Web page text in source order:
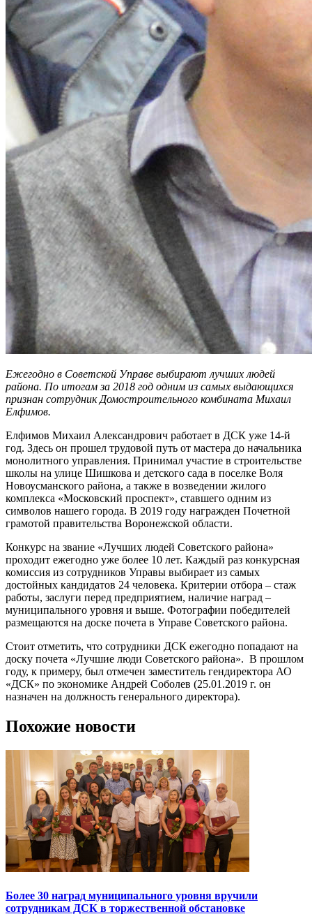
Ежегодно в Советской Управе выбирают лучших людей
района. По итогам за 2018 год одним из самых выдающихся
признан сотрудник Домостроительного комбината Михаил
Елфимов.
Елфимов Михаил Александрович работает в ДСК уже 14-й
год. Здесь он прошел трудовой путь от мастера до начальника
монолитного управления. Принимал участие в строительстве
школы на улице Шишкова и детского сада в поселке Воля
Новоусманского района, а также в возведении жилого
комплекса «Московский проспект», ставшего одним из
символов нашего города. В 2019 году награжден Почетной
грамотой правительства Воронежской области.
Конкурс на звание «Лучших людей Советского района»
проходит ежегодно уже более 10 лет. Каждый раз конкурсная
комиссия из сотрудников Управы выбирает из самых
достойных кандидатов 24 человека. Критерии отбора – стаж
работы, заслуги перед предприятием, наличие наград –
муниципального уровня и выше. Фотографии победителей
размещаются на доске почета в Управе Советского района.
Стоит отметить, что сотрудники ДСК ежегодно попадают на
доску почета «Лучшие люди Советского района». В прошлом
году, к примеру, был отмечен заместитель гендиректора АО
«ДСК» по экономике Андрей Соболев (25.01.2019 г. он
назначен на должность генерального директора).
Похожие новости
Более 30 наград муниципального уровня вручили
сотрудникам ДСК в торжественной обстановке